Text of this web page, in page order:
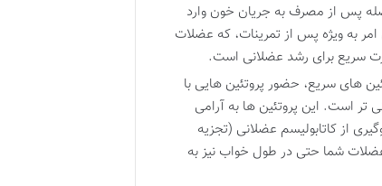
پس از مصرف به جریان خون وارد
به ویژه پس از تمرینات، که عضلات
سریع برای رشد عضلانی است.
های سریع، حضور پروتئین هایی با
تر است. این پروتئین ها به آرامی
از کاتابولیسم عضلانی (تجزیه
شما حتی در طول خواب نیز به